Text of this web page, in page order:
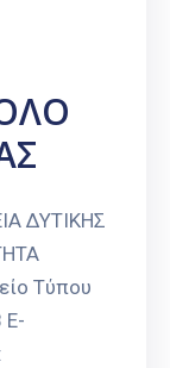
ΔΥΤΙΚΗΣ
Τύπου